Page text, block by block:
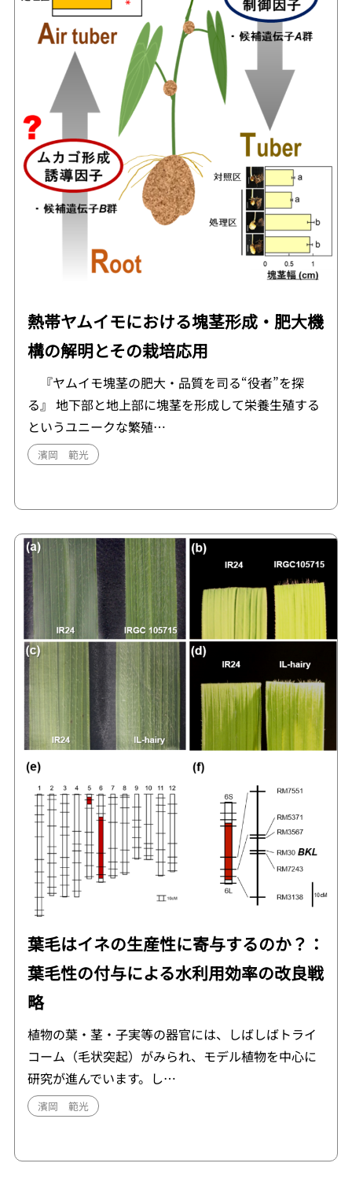
熱帯ヤムイモにおける塊茎形成・肥大機
構の解明とその栽培応用
『ヤムイモ塊茎の肥大・品質を司る“役者”を探
る』 地下部と地上部に塊茎を形成して栄養生殖する
というユニークな繁殖…
濱岡 範光
葉毛はイネの生産性に寄与するのか？：
葉毛性の付与による水利用効率の改良戦
略
植物の葉・茎・子実等の器官には、しばしばトライ
コーム（毛状突起）がみられ、モデル植物を中心に
研究が進んでいます。し…
濱岡 範光